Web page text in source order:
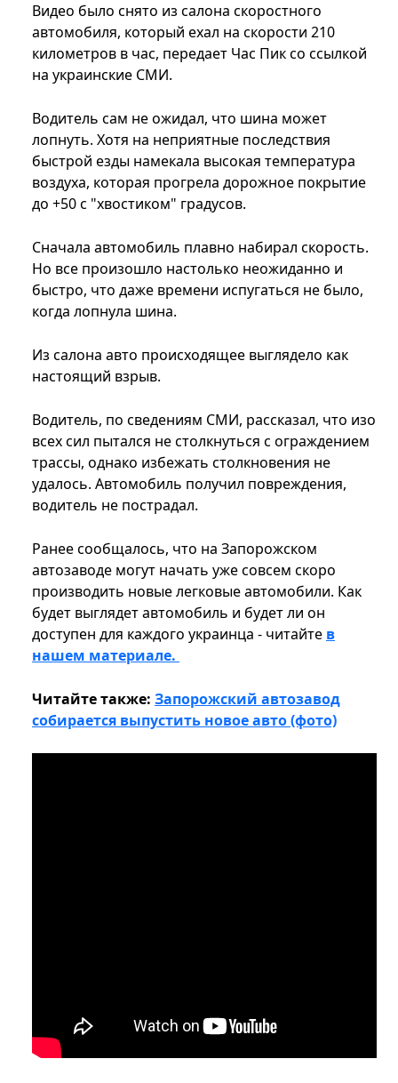
Видео было снято из салона скоростного
автомобиля, который ехал на скорости 210
километров в час, передает Час Пик со ссылкой
на украинские СМИ.
Водитель сам не ожидал, что шина может
лопнуть. Хотя на неприятные последствия
быстрой езды намекала высокая температура
воздуха, которая прогрела дорожное покрытие
до +50 с "хвостиком" градусов.
Сначала автомобиль плавно набирал скорость.
Но все произошло настолько неожиданно и
быстро, что даже времени испугаться не было,
когда лопнула шина.
Из салона авто происходящее выглядело как
настоящий взрыв.
Водитель, по сведениям СМИ, рассказал, что изо
всех сил пытался не столкнуться с ограждением
трассы, однако избежать столкновения не
удалось. Автомобиль получил повреждения,
водитель не пострадал.
Ранее сообщалось, что на Запорожском
автозаводе могут начать уже совсем скоро
производить новые легковые автомобили. Как
будет выглядет автомобиль и будет ли он
доступен для каждого украинца - читайте в
нашем материале.
Читайте также: Запорожский автозавод
собирается выпустить новое авто (фото)